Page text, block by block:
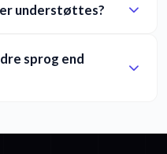
understøttes?
sprog end